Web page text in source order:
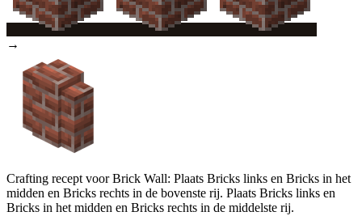
→
Crafting recept voor Brick Wall: Plaats Bricks links en Bricks in het
midden en Bricks rechts in de bovenste rij. Plaats Bricks links en
Bricks in het midden en Bricks rechts in de middelste rij.